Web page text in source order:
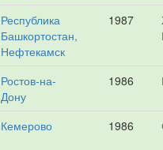
Республика
Башкортостан,
Нефтекамск
1987
Ростов-на-
Дону
1986
Кемерово 1986